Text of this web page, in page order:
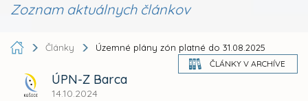
Zoznam aktuálnych článkov
Články Územné plány zón platné do 31.08.2025
ČLÁNKY V ARCHÍVE
ÚPN-Z Barca
14.10.2024